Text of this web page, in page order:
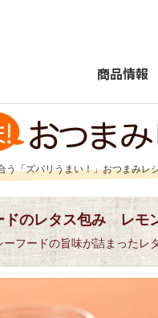
商品情報
う「ズバリうまい！」おつまみレ
ドのレタス包み レモ
ーフードの旨味が詰まったレ